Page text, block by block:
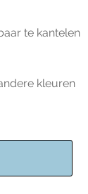
te kantelen
kleuren